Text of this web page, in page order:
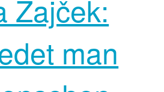
Zajček:
man